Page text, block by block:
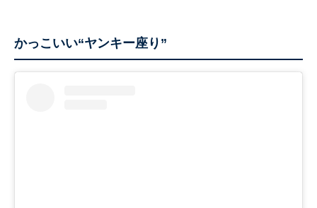
かっこいい“ヤンキー座り”